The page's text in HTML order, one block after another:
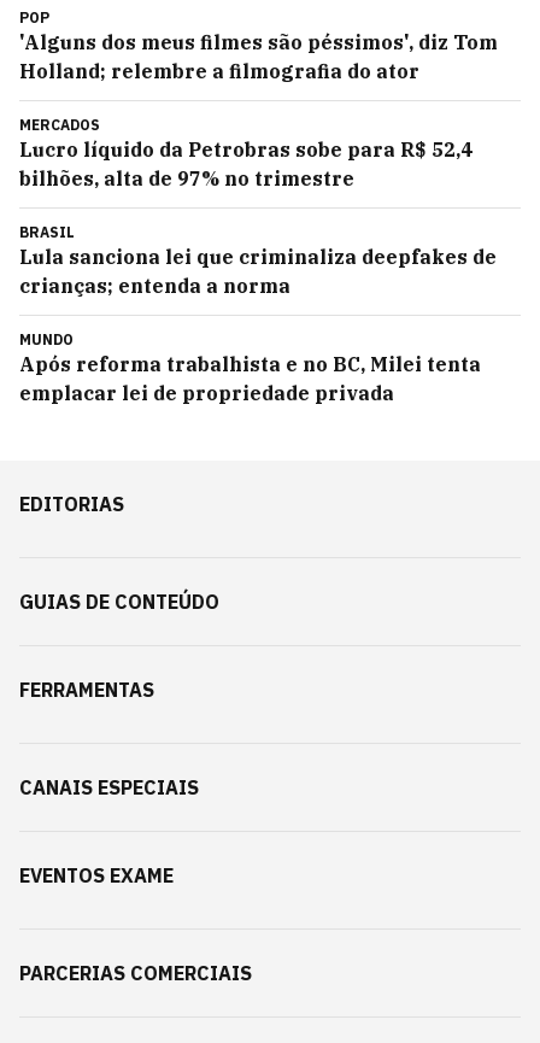
POP
'Alguns dos meus filmes são péssimos', diz Tom
Holland; relembre a filmografia do ator
MERCADOS
Lucro líquido da Petrobras sobe para R$ 52,4
bilhões, alta de 97% no trimestre
BRASIL
Lula sanciona lei que criminaliza deepfakes de
crianças; entenda a norma
MUNDO
Após reforma trabalhista e no BC, Milei tenta
emplacar lei de propriedade privada
EDITORIAS
GUIAS DE CONTEÚDO
FERRAMENTAS
CANAIS ESPECIAIS
EVENTOS EXAME
PARCERIAS COMERCIAIS